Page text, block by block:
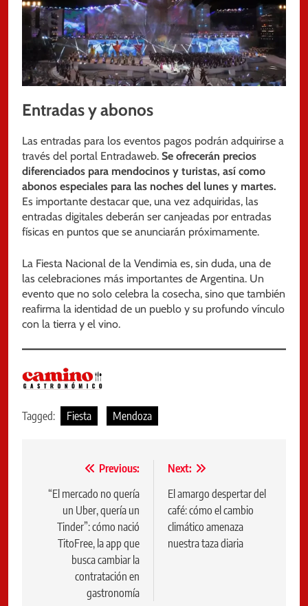
Entradas y abonos
Las entradas para los eventos pagos podrán adquirirse a
través del portal Entradaweb. Se ofrecerán precios
diferenciados para mendocinos y turistas, así como
abonos especiales para las noches del lunes y martes.
Es importante destacar que, una vez adquiridas, las
entradas digitales deberán ser canjeadas por entradas
físicas en puntos que se anunciarán próximamente.
La Fiesta Nacional de la Vendimia es, sin duda, una de
las celebraciones más importantes de Argentina. Un
evento que no solo celebra la cosecha, sino que también
reafirma la identidad de un pueblo y su profundo vínculo
con la tierra y el vino.
Tagged: Fiesta Mendoza
Navegación
de
entradas
Previous:
“El mercado no quería
un Uber, quería un
Tinder”: cómo nació
TitoFree, la app que
busca cambiar la
contratación en
gastronomía
Next:
El amargo despertar del
café: cómo el cambio
climático amenaza
nuestra taza diaria